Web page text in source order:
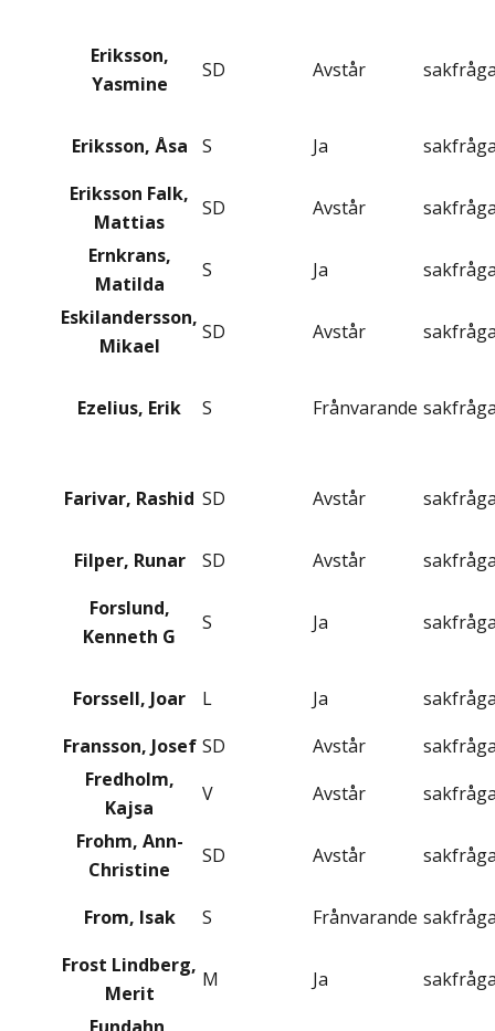
Eriksson,
Yasmine
SD Avstår
Eriksson, Åsa S Ja
Eriksson Falk,
Mattias
SD Avstår
Ernkrans,
Matilda
S Ja
Eskilandersson,
Mikael
SD Avstår
Ezelius, Erik S Frånvarande
Farivar, Rashid SD Avstår
Filper, Runar SD Avstår
Forslund,
Kenneth G
S Ja
Forssell, Joar L Ja
Fransson, Josef SD Avstår
Fredholm,
Kajsa
V Avstår
Frohm, Ann-
Christine
SD Avstår
From, Isak S Frånvarande
Frost Lindberg,
Merit
M Ja